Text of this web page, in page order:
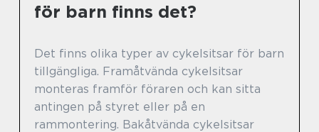
för barn finns det?
Det finns olika typer av cykelsitsar för barn
tillgängliga. Framåtvända cykelsitsar
monteras framför föraren och kan sitta
antingen på styret eller på en
rammontering. Bakåtvända cykelsitsar